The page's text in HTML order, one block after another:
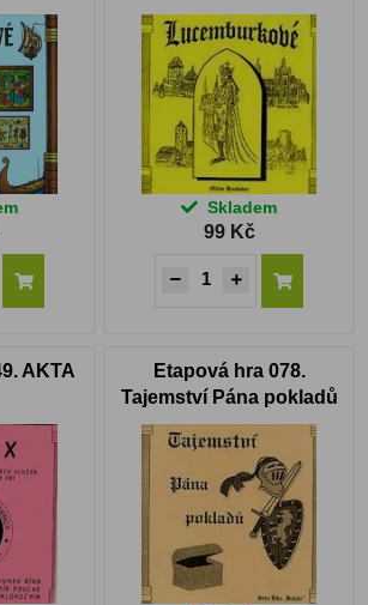
Skladem
99 Kč
AKTA
Etapová hra 078.
Tajemství Pána pokladů